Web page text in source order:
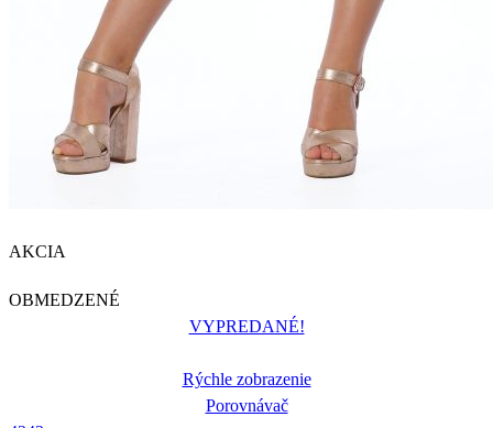
AKCIA
OBMEDZENÉ
VYPREDANÉ!
Rýchle zobrazenie
Porovnávač